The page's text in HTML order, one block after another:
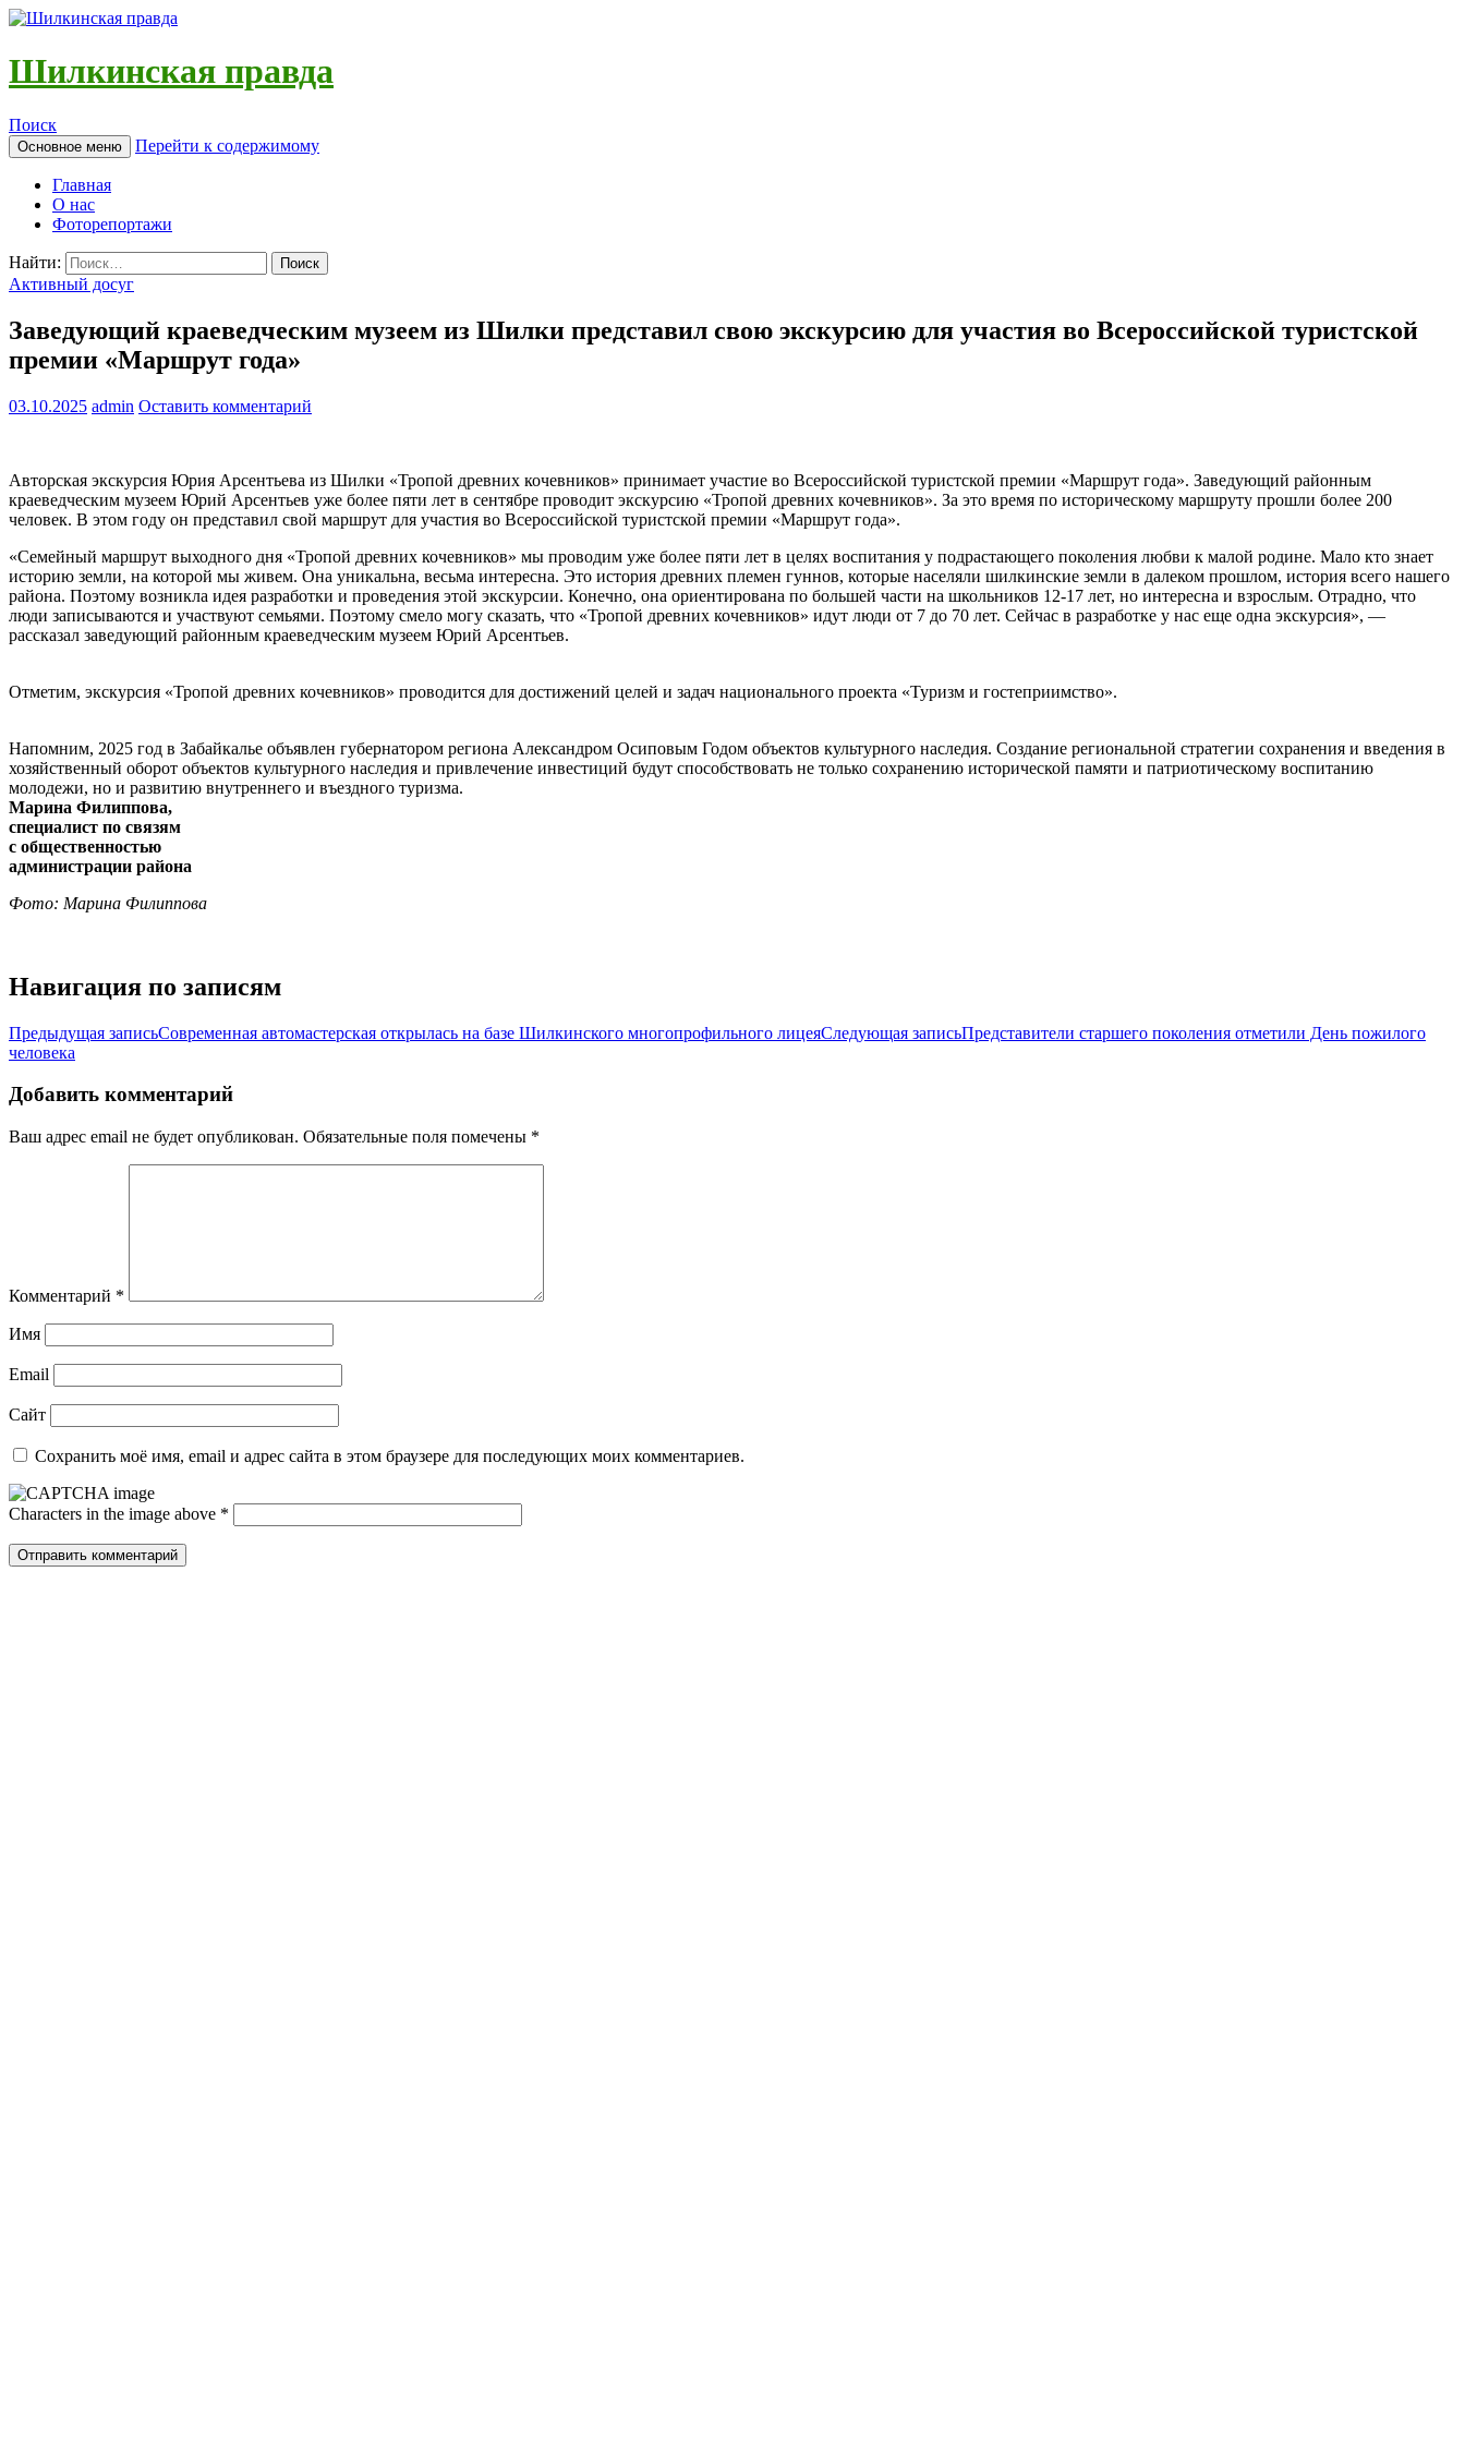
Шилкинская правда
Поиск
Основное меню Перейти к содержимому
Главная
О нас
Фоторепортажи
Найти:
Активный досуг
Заведующий краеведческим музеем из Шилки представил свою экскурсию для участия во Всероссийской туристской
премии «Маршрут года»
03.10.2025 admin Оставить комментарий
Авторская экскурсия Юрия Арсентьева из Шилки «Тропой древних кочевников» принимает участие во Всероссийской туристской премии «Маршрут года». Заведующий районным
краеведческим музеем Юрий Арсентьев уже более пяти лет в сентябре проводит экскурсию «Тропой древних кочевников». За это время по историческому маршруту прошли более 200
человек. В этом году он представил свой маршрут для участия во Всероссийской туристской премии «Маршрут года».
«Семейный маршрут выходного дня «Тропой древних кочевников» мы проводим уже более пяти лет в целях воспитания у подрастающего поколения любви к малой родине. Мало кто знает
историю земли, на которой мы живем. Она уникальна, весьма интересна. Это история древних племен гуннов, которые населяли шилкинские земли в далеком прошлом, история всего нашего
района. Поэтому возникла идея разработки и проведения этой экскурсии. Конечно, она ориентирована по большей части на школьников 12-17 лет, но интересна и взрослым. Отрадно, что
люди записываются и участвуют семьями. Поэтому смело могу сказать, что «Тропой древних кочевников» идут люди от 7 до 70 лет. Сейчас в разработке у нас еще одна экскурсия», —
рассказал заведующий районным краеведческим музеем Юрий Арсентьев.
Отметим, экскурсия «Тропой древних кочевников» проводится для достижений целей и задач национального проекта «Туризм и гостеприимство».
Напомним, 2025 год в Забайкалье объявлен губернатором региона Александром Осиповым Годом объектов культурного наследия. Создание региональной стратегии сохранения и введения в
хозяйственный оборот объектов культурного наследия и привлечение инвестиций будут способствовать не только сохранению исторической памяти и патриотическому воспитанию
молодежи, но и развитию внутреннего и въездного туризма.
Марина Филиппова,
специалист по связям
с общественностью
администрации района
Фото: Марина Филиппова
Навигация по записям
Предыдущая записьСовременная автомастерская открылась на базе Шилкинского многопрофильного лицеяСледующая записьПредставители старшего поколения отметили День пожилого
человека
Добавить комментарий
Ваш адрес email не будет опубликован. Обязательные поля помечены *
Комментарий *
Имя
Email
Сайт
Сохранить моё имя, email и адрес сайта в этом браузере для последующих моих комментариев.
Characters in the image above *